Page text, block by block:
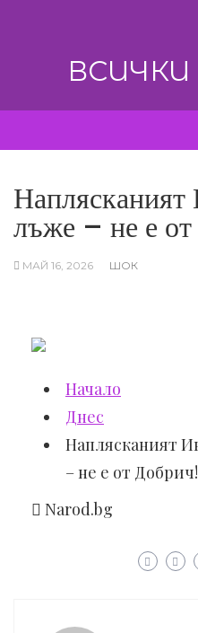
лъже – не е
МАЙ 16, 2026 ШОК
Начало
Днес
Наплясканият
– не е от Добрич!
Narod.bg